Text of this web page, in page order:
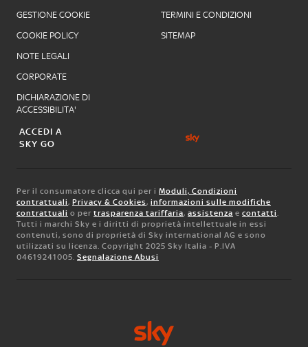
GESTIONE COOKIE
COOKIE POLICY
NOTE LEGALI
CORPORATE
DICHIARAZIONE DI
ACCESSIBILITA'
TERMINI E CONDIZIONI
SITEMAP
ACCEDI A
SKY GO
Per il consumatore clicca qui per i Moduli, Condizioni
contrattuali, Privacy & Cookies, informazioni sulle modifiche
contrattuali o per trasparenza tariffaria, assistenza e contatti.
Tutti i marchi Sky e i diritti di proprietà intellettuale in essi
contenuti, sono di proprietà di Sky international AG e sono
utilizzati su licenza. Copyright 2025 Sky Italia - P.IVA
04619241005. Segnalazione Abusi